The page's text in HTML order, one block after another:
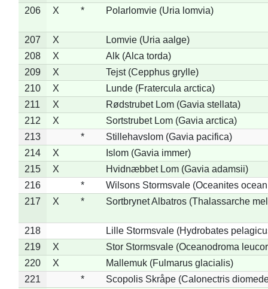
206
X * Polarlomvie (Uria lomvia)
207 X
Lomvie (Uria aalge)
208
X
Alk (Alca torda)
209
X
Tejst (Cepphus grylle)
210
X
Lunde (Fratercula arctica)
211
X
Rødstrubet Lom (Gavia stellata)
212
X
Sortstrubet Lom (Gavia arctica)
213
*
Stillehavslom (Gavia pacifica)
214
X
Islom (Gavia immer)
215
X
Hvidnæbbet Lom (Gavia adamsii)
216
*
Wilsons Stormsvale (Oceanites
217
X * Sortbrynet Albatros (Thalassarche
218
Lille Stormsvale (Hydrobates
219
X
Stor Stormsvale (Oceanodroma
220
X
Mallemuk (Fulmarus glacialis)
221
*
Scopolis Skråpe (Calonectris